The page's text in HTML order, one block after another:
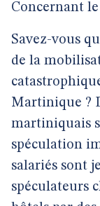
Concernant
Savez-vous
de la
Martinique ?
martiniquais
spéculation
salariés sont
spéculateurs